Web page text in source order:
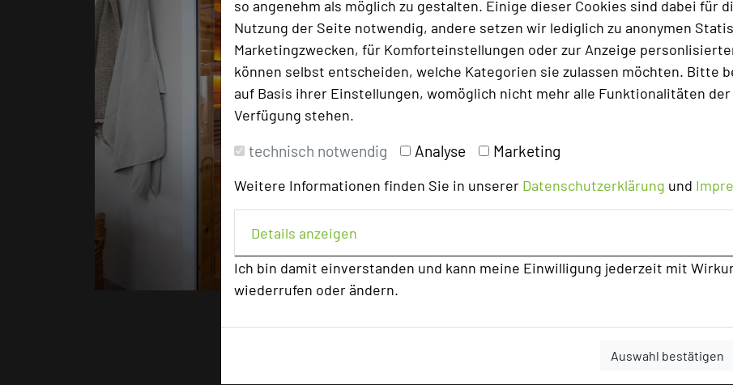
so angenehm als möglich zu gestalten. Einige dieser Cookies sind dabei für
Nutzung der Seite notwendig, andere setzen wir lediglich zu anonymen
Marketingzwecken, für Komforteinstellungen oder zur Anzeige
können selbst entscheiden, welche Kategorien sie zulassen möchten. Bitte
auf Basis ihrer Einstellungen, womöglich nicht mehr alle Funktionalitäten
Verfügung stehen.
technisch notwendig Analyse Marketing
Weitere Informationen finden Sie in unserer Datenschutzerklärung und
Details anzeigen
Ich bin damit einverstanden und kann meine Einwilligung jederzeit mit
wiederrufen oder ändern.
Auswahl bestätigen
starstarstar
Foto: Hotel Maier GmbH